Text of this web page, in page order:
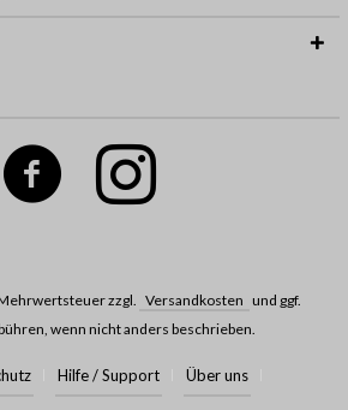
zzgl. Versandkosten und ggf.
wenn nicht anders beschrieben.
Hilfe / Support Über uns